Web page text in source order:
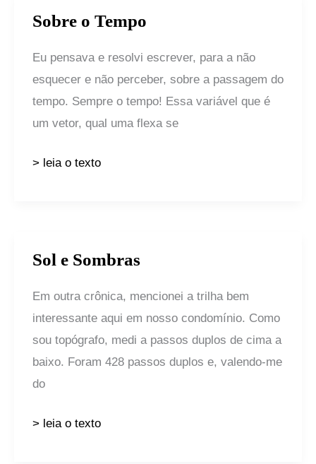
Sobre o Tempo
Eu pensava e resolvi escrever, para a não
esquecer e não perceber, sobre a passagem do
tempo. Sempre o tempo! Essa variável que é
um vetor, qual uma flexa se
Sobre
Tempo
> leia o texto
Sol e Sombras
Em outra crônica, mencionei a trilha bem
interessante aqui em nosso condomínio. Como
sou topógrafo, medi a passos duplos de cima a
baixo. Foram 428 passos duplos e, valendo-me
do
Sol
Sombras
> leia o texto